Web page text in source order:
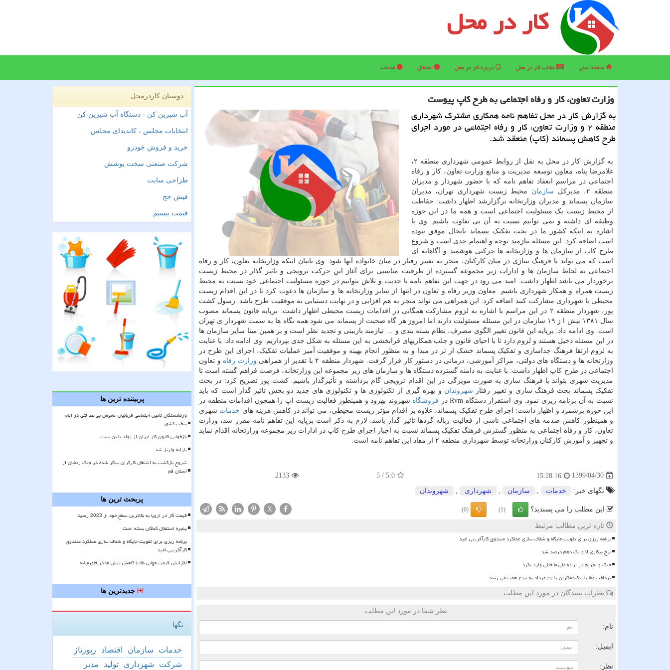
کار در محل
صفحه اصلی مطالب كار در محل درباره كار در محل اشتغال خدمات
وزارت تعاون، كار و رفاه اجتماعی به طرح كاپ پیوست
به گزارش كار در محل تفاهم نامه همكاری مشترك شهرداری
منطقه ۲ و وزارت تعاون، كار و رفاه اجتماعی در مورد اجرای
طرح كاهش پسماند (كاپ) منعقد شد.
به گزارش کار در محل به نقل از روابط عمومی شهرداری منطقه ۲،
غلامرضا پناه، معاون توسعه مدیریت و منابع وزارت تعاون، کار و رفاه
اجتماعی در مراسم انعقاد تفاهم نامه که با حضور شهردار و مدیران
منطقه ۲، مدیرکل
سازمان محیط زیست شهرداری تهران، مدیران
سازمان پسماند و مدیران وزارتخانه برگزارشد اظهار داشت: حفاظت
از محیط زیست یک مسئولیت اجتماعی است و همه ما در این حوزه
وظیفه ای داشته و نمی توانیم نسبت به آن بی تفاوت باشیم. وی با
اشاره به اینکه کشور ما در بحث تفکیک پسماند تابحال موفق نبوده
است اضافه کرد: این مسئله نیازمند توجه و اهتمام جدی است و شروع
طرح کاپ از سازمان ها و وزارتخانه ها حرکتی هوشمند و آگاهانه ای
است که می تواند با فرهنگ سازی در میان کارکنان، منجر به تغییر رفتار در میان خانواده آنها شود. وی بابیان اینکه وزارتخانه تعاون، کار و رفاه
اجتماعی به لحاظ سازمان ها و ادارات زیر مجموعه گسترده از ظرفیت مناسبی برای آغاز این حرکت ترویجی و تاثیر گذار در محیط زیست
برخوردار می باشد اظهار داشت: امید می رود در جهت این تفاهم نامه با جدیت و تلاش بتوانیم در حوزه مسئولیت اجتماعی خود نسبت به محیط
زیست همراه و همکار شهرداری باشیم. معاون وزیر رفاه و تعاون در انتها از سایر وزارتخانه ها و سازمان ها دعوت کرد تا در این اقدام زیست
محیطی با شهرداری مشارکت کنند اضافه کرد: این همراهی می تواند منجر به هم افزایی و در نهایت دستیابی به موفقیت طرح باشد. رسول کشت
پور، شهردار منطقه ۲ در این مراسم با اشاره به لزوم مشارکت همگانی در اقدامات زیست محیطی اظهار داشت: برپایه قانون پسماند مصوب
سال ۱۳۸۱ بیش ا ز ۱۹ سازمان در این مسئله مسئولیت دارند اما امروز هر گاه صحبت از پسماند می شود همه نگاه ها به سمت شهردار ی تهران
است. وی ادامه داد: برپایه این قانون تغییر الگوی مصرف، نظام بسته بندی و … نیازمند بازبینی و تجدید نظر است و بر همین مبنا سایر سازمان ها
در این مسئله دخیل هستند و لزوم دارد تا با احیای قانون و جلب همکاریهای فرابخشی به این مسئله به شکل جدی بپردازیم. وی ادامه داد: با عنایت
به لزوم ارتقا فرهنگ جداسازی و تفکیک پسماند خشک از تر در مبدا و به منظور انجام بهینه و موفقیت آمیز عملیات تفکیک، اجرای این طرح در
وزارتخانه ها و دستگاه های دولتی، مراکز آموزشی، درمانی در دستور کار قرار گرفت. شهردار منطقه ۲ با تقدیر از همراهی
وزارت رفاه و تعاون
اجتماعی در طرح کاپ اظهار داشت: با عنایت به دامنه گسترده دستگاه ها و سازمان های زیر مجموعه این وزارتخانه، فرصت فراهم گشته است تا
مدیریت شهری بتواند با فرهنگ سازی به صورت مویرگی در این اقدام ترویجی گام برداشته و تأثیرگذار باشیم. کشت پور تصریح کرد: در بحث
تفکیک پسماند بحث فرهنگ سازی و تغییر رفتار شهروندان و بهره گیری از تکنولوژی ها و تکنولوژی های جدید دو بخش تاثیر گذار است که باید
نسبت به آن برنامه ریزی نمود. وی استقرار دستگاه Rvm در
فروشگاه شهروند بهرود و همینطور فعالیت زیست اپ را همچون اقدامات منطقه در
این حوزه برشمرد و اظهار داشت: اجرای طرح تفکیک پسماند، علاوه بر اقدام مؤثر زیست محیطی، می تواند در کاهش هزینه های خدمات شهری
و همینطور کاهش صدمه های اجتماعی ناشی از فعالیت زباله گردها تاثیر گذار باشد. لازم به ذکر است برپایه این تفاهم نامه مقرر شد، وزارت
تعاون، کار و رفاه اجتماعی به منظور گسترش فرهنگ تفکیک پسماند نسبت به اجبار اجرای طرح کاپ در ادارات زیر مجموعه وزارتخانه اقدام نماید
و تجهیز و آموزش کارکنان وزارتخانه توسط شهرداری منطقه ۲ از مفاد این تفاهم نامه است.
1399/04/30
15:28:16
5.0
/
5
2133
تگهای خبر: خدمات سازمان شهرداری شهروندان
این مطلب را می پسندید؟ (1)
(0)
X
تازه ترین مطالب مرتبط
برنامه ریزی برای تقویت جایگاه و شفاف سازی عملکرد صندوق کارآفرینی امید
نرخ بیکاری 9 و یک دهم درصد شد
جنگ و تحریم در اراده ملی ما خللی وارد نکرد
پرداخت مطالبات گندمکاران تا ۲۲ مرداد به ۲۱۰ همت می رسد
نظرات بینندگان در مورد این مطلب
نظر شما در مورد این مطلب
نام:
ایمیل:
نظر:
دوستان کاردرمحل
آب شیرین کن - دستگاه آب شیرین کن
انتخابات مجلس ، کاندیدای مجلس
خرید و فروش خودرو
شرکت صنعتی سخت پوشش
طراحی سایت
فیش حج
قیمت بیسیم
پربیننده ترین ها
بازنشستگان تأمین اجتماعی قربانیان خاموش بی عدالتی در ایام
سخت کشور
بازخوانی قانون کار ایران از تولد تا بن بست
یارانه واریز شد
شروع بازگشت به اشتغال کارگران بیکار شده در جنگ رمضان از
استان قم
پربحث ترین ها
قیمت گاز در اروپا به بالاترین سطح خود از 2023 رسید
پنجره استقلال کماکان بسته است
برنامه ریزی برای تقویت جایگاه و شفاف سازی عملکرد صندوق
کارآفرینی امید
افزایش قیمت جهانی طلا با کاهش تنش ها در خاورمیانه
جدیدترین ها
تگها
خدمات سازمان اقتصاد
رپورتاژ
شركت
شهرداری تولید مدیر